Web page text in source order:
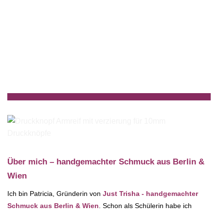
Über mich – handgemachter Schmuck aus Berlin &
Wien
Ich bin Patricia, Gründerin von Just Trisha - handgemachter
Schmuck aus Berlin & Wien . Schon als Schülerin habe ich